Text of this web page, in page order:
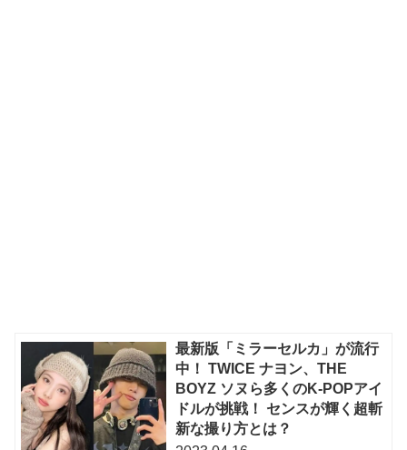
最新版「ミラーセルカ」が流行
中！ TWICE ナヨン、THE
BOYZ ソヌら多くのK-POPアイ
ドルが挑戦！ センスが輝く超斬
新な撮り方とは？